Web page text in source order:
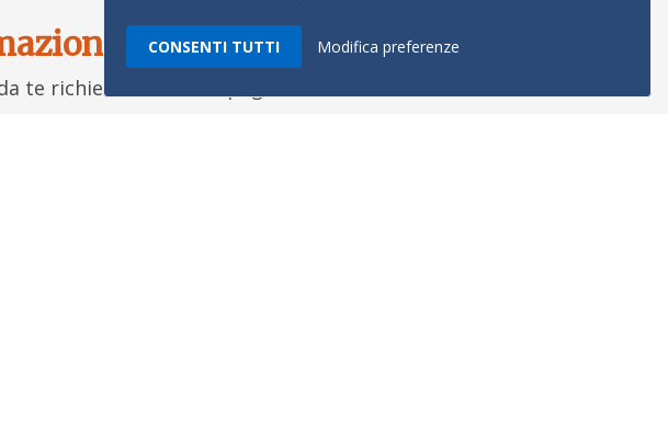
te richiesta, senza impegno
CONSENTI TUTTI Modifica preferenze